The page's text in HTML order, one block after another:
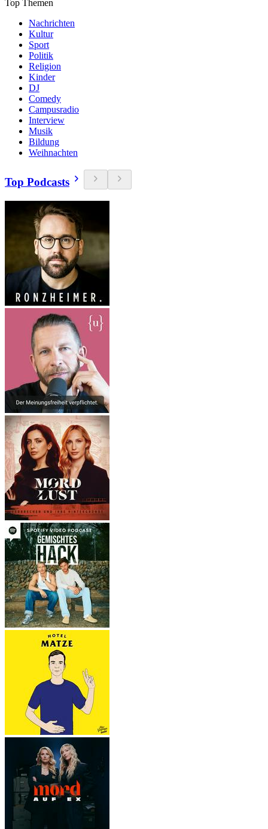
Top Themen
Nachrichten
Kultur
Sport
Politik
Religion
Kinder
DJ
Comedy
Campusradio
Interview
Musik
Bildung
Weihnachten
Top Podcasts